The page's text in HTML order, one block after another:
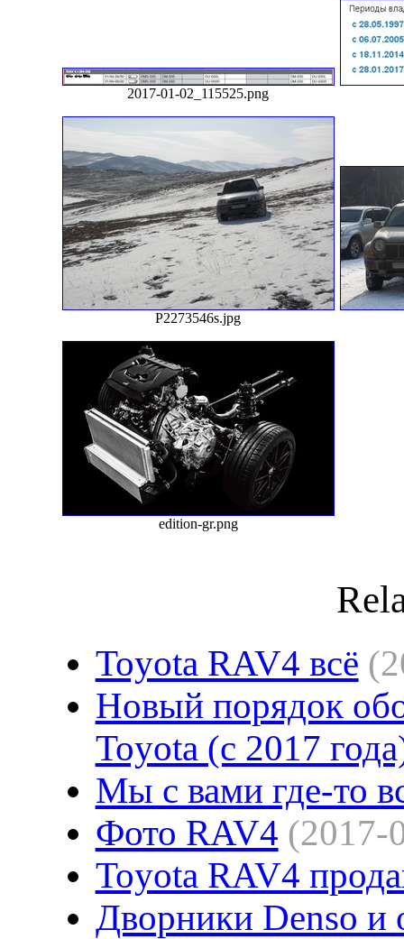
2017-01-02_115525.png
P2273546s.jpg
edition-gr.png
Toyota RAV4 всё
Новый порядок
Toyota (с 2017
Мы с вами где-то
Фото RAV4 (2017-
Toyota RAV4
Дворники Denso и